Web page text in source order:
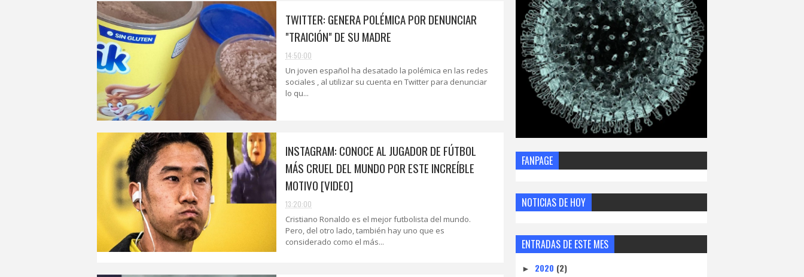
TWITTER: GENERA POLÉMICA POR DENUNCIAR
"TRAICIÓN" DE SU MADRE
14:50:00
Un joven español ha desatado la polémica en las redes
sociales , al utilizar su cuenta en Twitter para denunciar
lo qu...
INSTAGRAM: CONOCE AL JUGADOR DE FÚTBOL
MÁS CRUEL DEL MUNDO POR ESTE INCREÍBLE
MOTIVO [VIDEO]
13:20:00
Cristiano Ronaldo es el mejor futbolista del mundo.
Pero, del otro lado, también hay uno que es
considerado como el más...
FANPAGE
NOTICIAS DE HOY
ENTRADAS DE ESTE MES
► 2020 (2)